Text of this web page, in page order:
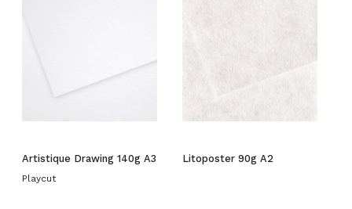
Artistique Drawing 140g A3
Playcut
Litoposter 90g A2